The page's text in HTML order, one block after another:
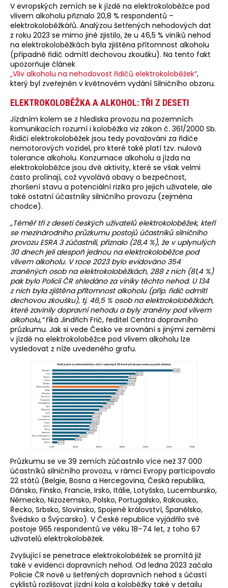
V evropských zemích se k jízdě na elektrokoloběžce pod
vlivem alkoholu přiznalo 20,8 % respondentů –
elektrokoloběžkářů. Analýzou šetřených nehodových dat
z roku 2023 se mimo jiné zjistilo, že u 46,5 % viníků nehod
na elektrokoloběžkách byla zjištěna přítomnost alkoholu
(případně řidič odmítl dechovou zkoušku). Na tento fakt
upozorňuje článek
„Vliv alkoholu na nehodovost řidičů elektrokoloběžek“,
který byl zveřejněn v květnovém vydání Silničního obzoru.
ELEKTROKOLOBĚŽKA A ALKOHOL: TŘI Z DESETI
Jízdním kolem se z hlediska provozu na pozemních
komunikacích rozumí i koloběžka viz zákon č. 361/2000 Sb.
Řidiči elektrokoloběžek jsou tedy považováni za řidiče
nemotorových vozidel, pro které také platí tzv. nulová
tolerance alkoholu. Konzumace alkoholu a jízda na
elektrokoloběžce jsou dvě aktivity, které se však velmi
často prolínají, což vyvolává obavy o bezpečnost,
zhoršení stavu a potenciální rizika pro jejich uživatele, ale
také ostatní účastníky silničního provozu (zejména
chodce).
„Téměř tři z deseti českých uživatelů elektrokoloběžek, kteří
se mezinárodního průzkumu postojů účastníků silničního
provozu ESRA 3 zúčastnili, přiznalo (28,4 %), že v uplynulých
30 dnech jeli alespoň jednou na elektrokoloběžce pod
vlivem alkoholu. V roce 2023 bylo evidováno 354
zraněných osob na elektrokoloběžkách, 288 z nich (81,4 %)
pak bylo Policií ČR shledáno za viníky těchto nehod. U 134
z nich byla zjištěna přítomnost alkoholu (příp. řidič odmítl
dechovou zkoušku), tj. 46,5 % osob na elektrokoloběžkách,
které zavinily dopravní nehodu a byly zraněny pod vlivem
alkoholu,“říká Jindřich Frič, ředitel Centra dopravního
průzkumu. Jak si vede Česko ve srovnání s jinými zeměmi
v jízdě na elektrokoloběžce pod vlivem alkoholu lze
vysledovat z níže uvedeného grafu.
Průzkumu se ve 39 zemích zúčastnilo více než 37 000
účastníků silničního provozu, v rámci Evropy participovalo
22 států (Belgie, Bosna a Hercegovina, Česká republika,
Dánsko, Finsko, Francie, Irsko, Itálie, Lotyšsko, Lucembursko,
Německo, Nizozemsko, Polsko, Portugalsko, Rakousko,
Řecko, Srbsko, Slovinsko, Spojené království, Španělsko,
Švédsko a Švýcarsko). V České republice vyjádřilo své
postoje 965 respondentů ve věku 18–74 let, z toho 67
uživatelů elektrokoloběžek.
Zvyšující se penetrace elektrokoloběžek se promítá již
také v evidenci dopravních nehod. Od ledna 2023 začala
Policie ČR nově u šetřených dopravních nehod s účastí
cyklistů rozlišovat jízdní kola a koloběžky také v detailu